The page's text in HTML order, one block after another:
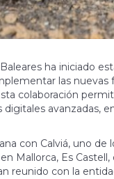
ha iniciado
las
colaboración
avanzadas,
con Calviá, uno
Mallorca, Es
reunido con la